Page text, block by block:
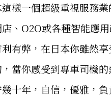
樣一個超級重視服務
、O2O或各種智能應
利有弊，在日本你雖然
當你感受到專車司機
十年，自信，優雅，